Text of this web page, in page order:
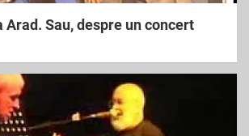
Arad. Sau, despre un concert